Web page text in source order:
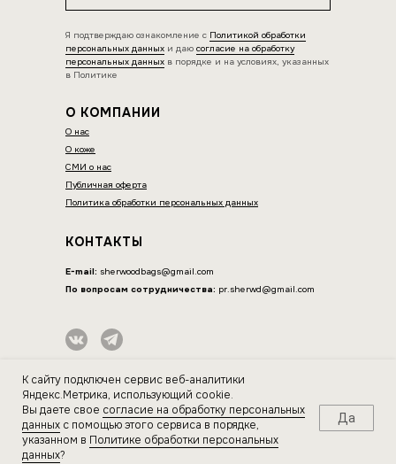
ДОСТАВКА И ОПЛАТА
КОНТАКТЫ
E-mail: sherwoodbags@gmail.com
По вопросам сотрудничества: pr.sherwd@gmail.com
Я подтверждаю ознакомление с Политикой обработки
персональных данных и даю согласие на обработку
персональных данных в порядке и на условиях, указанных
в Политике
О КОМПАНИИ
О нас
О коже
СМИ о нас
Публичная оферта
Политика обработки персональных данных
ИНН 564604077044
К сайту подключен сервис веб-аналитики
Яндекс.Метрика, использующий cookie.
Вы даете свое согласие на обработку персональных
данных с помощью этого сервиса в порядке,
указанном в Политике обработки персональных
данных?
Да